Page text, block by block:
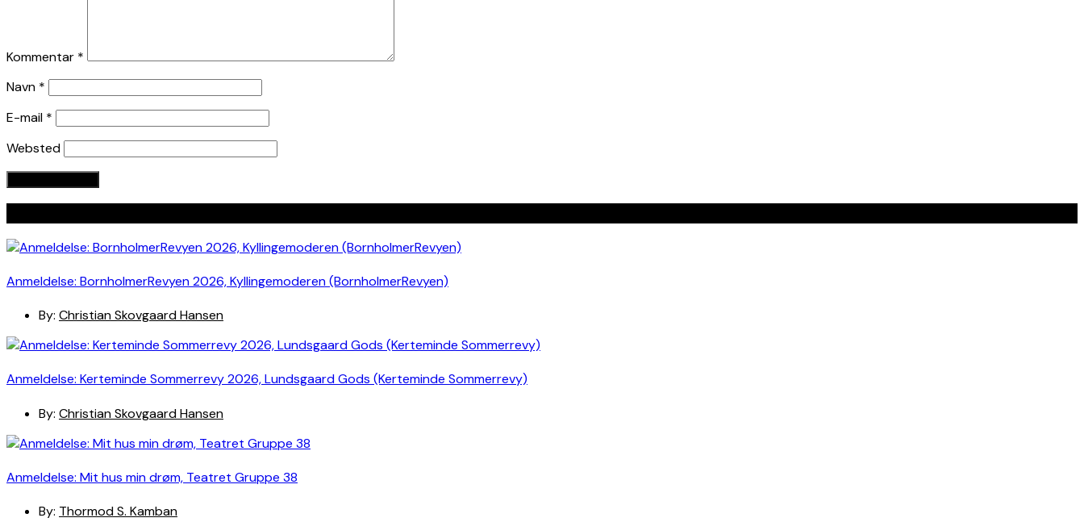
Kommentar *
Navn *
E-mail *
Websted
Anmeldelse: BornholmerRevyen 2026, Kyllingemoderen (BornholmerRevyen)
By: Christian Skovgaard Hansen
Anmeldelse: Kerteminde Sommerrevy 2026, Lundsgaard Gods (Kerteminde Sommerrevy)
By: Christian Skovgaard Hansen
Anmeldelse: Mit hus min drøm, Teatret Gruppe 38
By: Thormod S. Kamban